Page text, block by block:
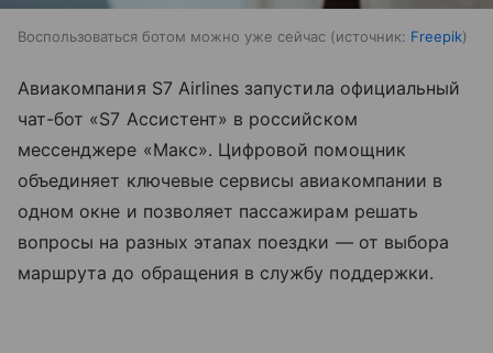
Воспользоваться ботом можно уже сейчас источник: Freepik
Авиакомпания S7 Airlines запустила официальный
чат-бот «S7 Ассистент» в российском
мессенджере «Макс». Цифровой помощник
объединяет ключевые сервисы авиакомпании в
одном окне и позволяет пассажирам решать
вопросы на разных этапах поездки — от выбора
маршрута до обращения в службу поддержки.